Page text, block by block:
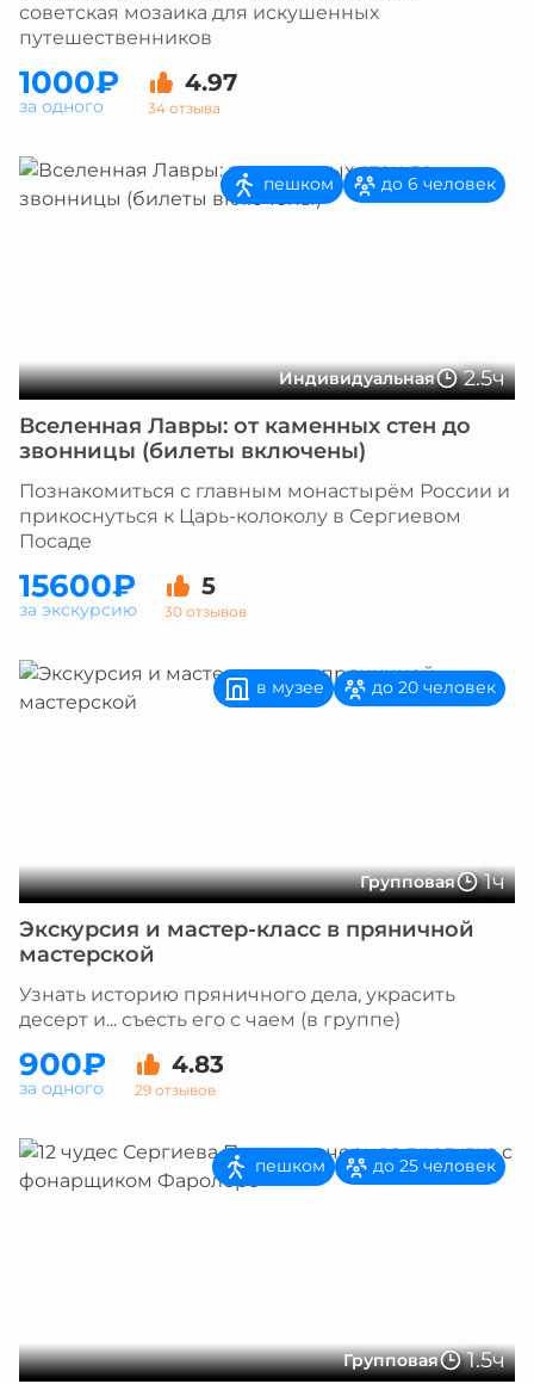
советская мозаика для искушенных
путешественников
1000₽ 4.97
34 отзыва
за одного
Индивидуальная 2.5ч
пешком до 6 человек
Вселенная Лавры: от каменных стен до
звонницы (билеты включены)
Познакомиться с главным монастырём России и
прикоснуться к Царь-колоколу в Сергиевом
Посаде
15600₽ 5
30 отзывов
за экскурсию
Групповая 1ч
в музее до 20 человек
Экскурсия и мастер-класс в пряничной
мастерской
Узнать историю пряничного дела, украсить
десерт и... съесть его с чаем (в группе)
900₽ 4.83
29 отзывов
за одного
Групповая 1.5ч
пешком до 25 человек